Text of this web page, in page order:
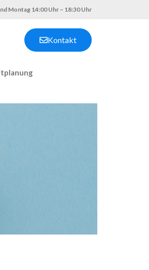
Montag 14:00 Uhr – 18:30 Uhr
Kontakt